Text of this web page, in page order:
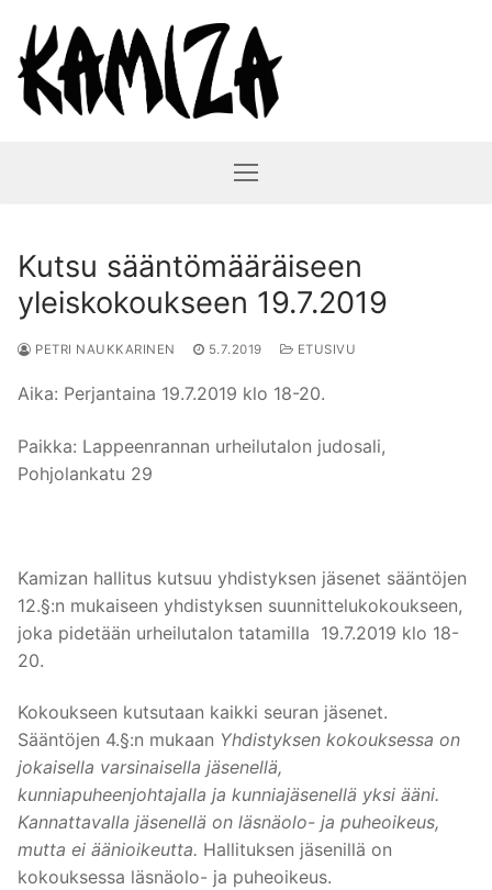
sisältöön
Kutsu sääntömääräiseen
yleiskokoukseen 19.7.2019
PETRI NAUKKARINEN 5.7.2019 ETUSIVU
Aika: Perjantaina 19.7.2019 klo 18-20.
Paikka: Lappeenrannan urheilutalon judosali,
Pohjolankatu 29
Kamizan hallitus kutsuu yhdistyksen jäsenet sääntöjen
12.§:n mukaiseen yhdistyksen suunnittelukokoukseen,
joka pidetään urheilutalon tatamilla 19.7.2019 klo 18-
20.
Kokoukseen kutsutaan kaikki seuran jäsenet.
Sääntöjen 4.§:n mukaan Yhdistyksen kokouksessa on
jokaisella varsinaisella jäsenellä,
kunniapuheenjohtajalla ja kunniajäsenellä yksi ääni.
Kannattavalla jäsenellä on läsnäolo- ja puheoikeus,
mutta ei äänioikeutta. Hallituksen jäsenillä on
kokouksessa läsnäolo- ja puheoikeus.